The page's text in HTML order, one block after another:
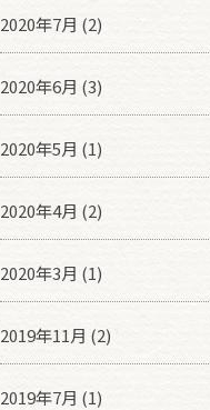
2020年7月 (2)
2020年6月 (3)
2020年5月 (1)
2020年4月 (2)
2020年3月 (1)
2019年11月 (2)
2019年7月 (1)